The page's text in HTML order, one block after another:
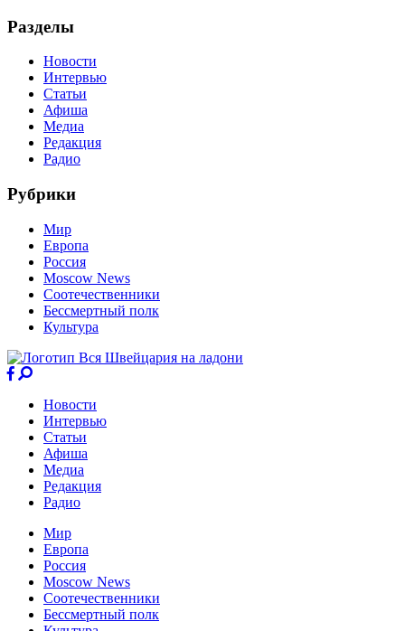
Разделы
Новости
Интервью
Статьи
Афиша
Медиа
Редакция
Радио
Рубрики
Мир
Европа
Россия
Moscow News
Соотечественники
Бессмертный полк
Культура
Новости
Интервью
Статьи
Афиша
Медиа
Редакция
Радио
Мир
Европа
Россия
Moscow News
Соотечественники
Бессмертный полк